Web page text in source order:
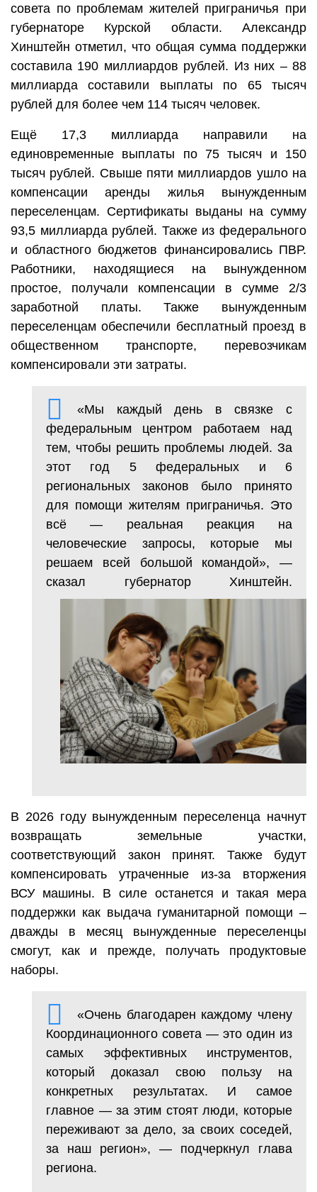
совета по проблемам жителей приграничья при
губернаторе Курской области. Александр
Хинштейн отметил, что общая сумма поддержки
составила 190 миллиардов рублей. Из них – 88
миллиарда составили выплаты по 65 тысяч
рублей для более чем 114 тысяч человек.
Ещё 17,3 миллиарда направили на
единовременные выплаты по 75 тысяч и 150
тысяч рублей. Свыше пяти миллиардов ушло на
компенсации аренды жилья вынужденным
переселенцам. Сертификаты выданы на сумму
93,5 миллиарда рублей. Также из федерального
и областного бюджетов финансировались ПВР.
Работники, находящиеся на вынужденном
простое, получали компенсации в сумме 2/3
заработной платы. Также вынужденным
переселенцам обеспечили бесплатный проезд в
общественном транспорте, перевозчикам
компенсировали эти затраты.
«Мы каждый день в связке с
федеральным центром работаем над
тем, чтобы решить проблемы людей. За
этот год 5 федеральных и 6
региональных законов было принято
для помощи жителям приграничья. Это
всё — реальная реакция на
человеческие запросы, которые мы
решаем всей большой командой», —
сказал губернатор Хинштейн.
В 2026 году вынужденным переселенца начнут
возвращать земельные участки,
соответствующий закон принят. Также будут
компенсировать утраченные из-за вторжения
ВСУ машины. В силе останется и такая мера
поддержки как выдача гуманитарной помощи –
дважды в месяц вынужденные переселенцы
смогут, как и прежде, получать продуктовые
наборы.
«Очень благодарен каждому члену
Координационного совета — это один из
самых эффективных инструментов,
который доказал свою пользу на
конкретных результатах. И самое
главное — за этим стоят люди, которые
переживают за дело, за своих соседей,
за наш регион», — подчеркнул глава
региона.